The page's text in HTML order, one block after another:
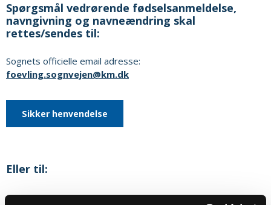
Spørgsmål vedrørende fødselsanmeldelse,
navngivning og navneændring skal
rettes/sendes til:
Sognets officielle email adresse:
foevling.sognvejen@km.dk
Sikker henvendelse
Eller til:
Bodil Riber Jensen